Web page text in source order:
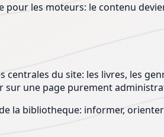
les moteurs: le contenu
du site: les livres, les
sur une page purement
la bibliotheque: informer,